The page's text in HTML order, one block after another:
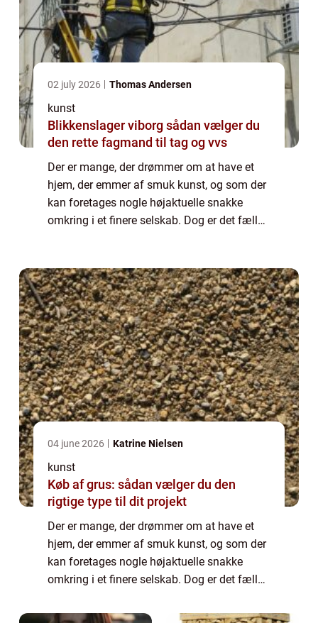
02 july 2026 Thomas Andersen
kunst
Blikkenslager viborg sådan vælger du
den rette fagmand til tag og vvs
Der er mange, der drømmer om at have et
hjem, der emmer af smuk kunst, og som der
kan foretages nogle højaktuelle snakke
omkring i et finere selskab. Dog er det fælles
04 june 2026 Katrine Nielsen
kunst
Køb af grus: sådan vælger du den
rigtige type til dit projekt
Der er mange, der drømmer om at have et
hjem, der emmer af smuk kunst, og som der
kan foretages nogle højaktuelle snakke
omkring i et finere selskab. Dog er det fælles
tale om et maleri,...